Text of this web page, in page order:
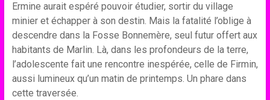
Ermine aurait espéré pouvoir étudier, sortir du village
minier et échapper à son destin. Mais la fatalité l’oblige à
descendre dans la Fosse Bonnemère, seul futur offert aux
habitants de Marlin. Là, dans les profondeurs de la terre,
l’adolescente fait une rencontre inespérée, celle de Firmin,
aussi lumineux qu’un matin de printemps. Un phare dans
cette traversée.